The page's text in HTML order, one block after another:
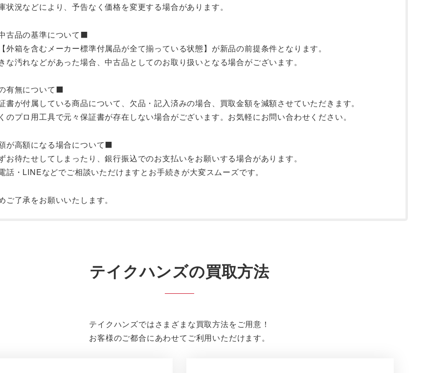
状況などにより、予告なく価格を変更する場合があります。
古品の基準について⬛
外箱を含むメーカー標準付属品が全て揃っている状態】が新品の前提条件となります。
な汚れなどがあった場合、中古品としてのお取り扱いとなる場合がございます。
有無について⬛
書が付属している商品について、欠品・記入済みの場合、買取金額を減額させていただきます。
のプロ用工具で元々保証書が存在しない場合がございます。お気軽にお問い合わせください。
が高額になる場合について⬛
お待たせしてしまったり、銀行振込でのお支払いをお願いする場合があります。
話・LINEなどでご相談いただけますとお手続きが大変スムーズです。
ご了承をお願いいたします。
テイクハンズの買取方法
テイクハンズではさまざまな買取方法をご用意！
お客様のご都合にあわせてご利用いただけます。